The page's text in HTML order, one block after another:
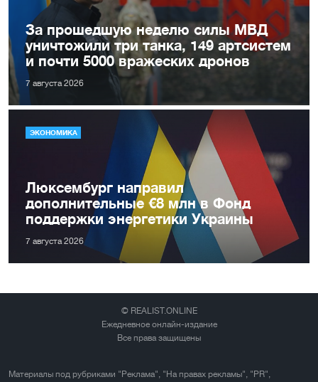
За прошедшую неделю силы МВД
уничтожили три танка, 149 артсистем
и почти 5000 вражеских дронов
7 августа 2026
ЭКОНОМИКА
Люксембург направил
дополнительные €8 млн в Фонд
поддержки энергетики Украины
7 августа 2026
© REALIST.ONLINE
Ежедневное онлайн-издание
Все права защищены
Материалы под рубриками "Реклама", "На правах рекламы", "PR",